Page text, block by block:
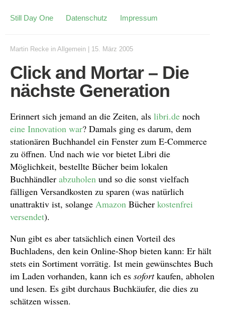
Still Day One Datenschutz Impressum
Martin Recke in Allgemein 15. März 2005
Click and Mortar – Die
nächste Generation
Erinnert sich jemand an die Zeiten, als libri.de noch
eine Innovation war? Damals ging es darum, dem
stationären Buchhandel ein Fenster zum E-Commerce
zu öffnen. Und nach wie vor bietet Libri die
Möglichkeit, bestellte Bücher beim lokalen
Buchhändler abzuholen und so die sonst vielfach
fälligen Versandkosten zu sparen (was natürlich
unattraktiv ist, solange Amazon Bücher kostenfrei
versendet).
Nun gibt es aber tatsächlich einen Vorteil des
Buchladens, den kein Online-Shop bieten kann: Er hält
stets ein Sortiment vorrätig. Ist mein gewünschtes Buch
im Laden vorhanden, kann ich es sofortkaufen, abholen
und lesen. Es gibt durchaus Buchkäufer, die dies zu
schätzen wissen.